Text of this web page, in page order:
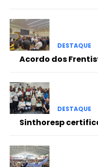
DESTAQUE
Acordo dos
DESTAQUE
Sinthoresp